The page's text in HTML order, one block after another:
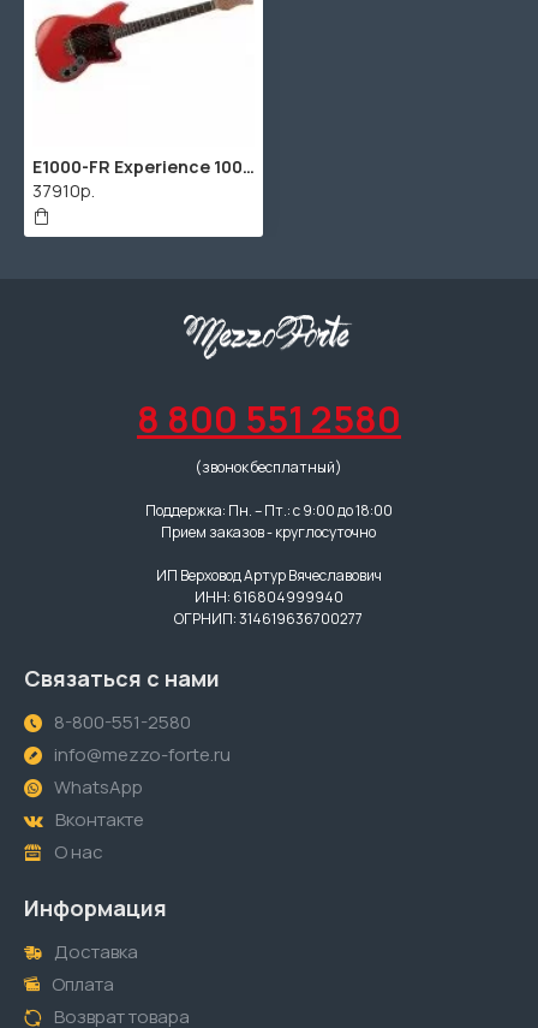
E1000-FR Experience 1000 Электрогитара со встроенным процессором эффектов, красная, Flamma
37910р.
8 800 551 2580
(звонок бесплатный)
Поддержка: Пн. – Пт.: с 9:00 до 18:00
Прием заказов - круглосуточно
ИП Верховод Артур Вячеславович
ИНН: 616804999940
ОГРНИП: 314619636700277
Связаться с нами
8-800-551-2580
info@mezzo-forte.ru
WhatsApp
Вконтакте
О нас
Информация
Доставка
Оплата
Возврат товара